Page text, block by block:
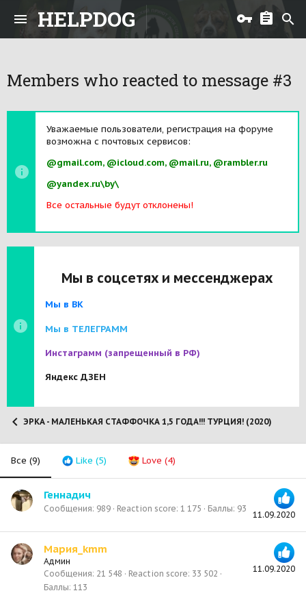
HELPDOG
Members who reacted to message #3
Уважаемые пользователи, регистрация на форуме
возможна с почтовых сервисов:
@gmail.com, @icloud.com, @mail.ru, @rambler.ru
@yandex.ru\by\
Все остальные будут отклонены!
Мы в соцсетях и мессенджерах
Мы в ВК
Мы в ТЕЛЕГРАММ
Инстаграмм (запрещенный в РФ)
Яндекс ДЗЕН
ЭРКА - МАЛЕНЬКАЯ СТАФФОЧКА 1,5 ГОДА!!! ТУРЦИЯ! (2020)
Все (9) Like (5) Love (4)
11.09.2020
Геннадич
Сообщения 989 Reaction score 1 175 Баллы 93
11.09.2020
Мария_kmm
Админ
Сообщения 21 548 Reaction score 33 502
Баллы 113